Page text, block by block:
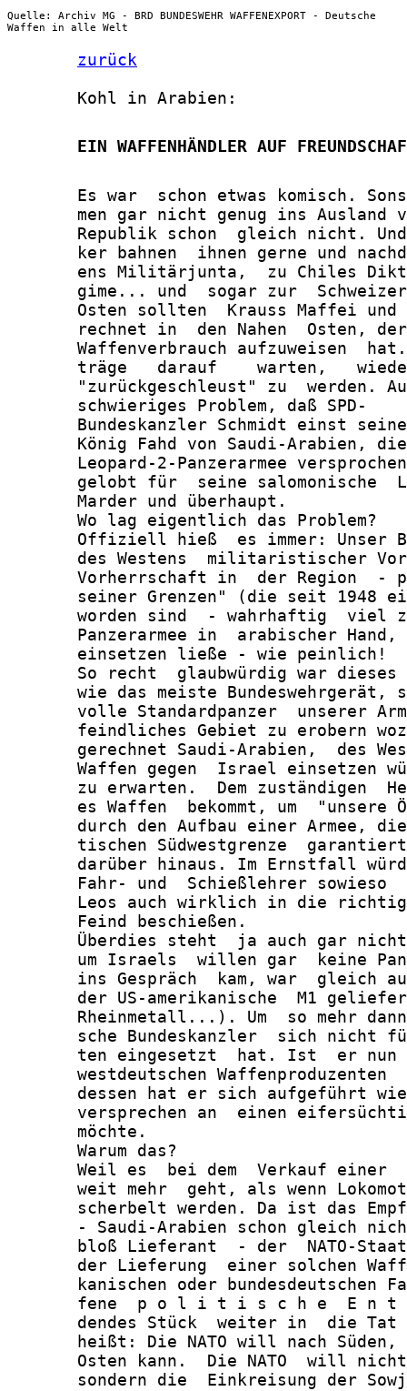
Quelle: Archiv MG - BRD BUNDESWEHR WAFFENEXPORT - Deutsche
Waffen in alle Welt
zurück
       Kohl in Arabien:
EIN WAFFENHÄNDLER AUF
Es war  schon etwas komisch.
men gar nicht genug ins Ausland
Republik schon  gleich nicht.
ker bahnen  ihnen gerne und
ens Militärjunta,  zu Chiles
gime... und  sogar zur
Osten sollten  Krauss Maffei
rechnet in  den Nahen  Osten,
Waffenverbrauch aufzuweisen
träge   darauf    warten,
"zurückgeschleust" zu  werden.
       schwieriges Problem, daß SPD-
Bundeskanzler Schmidt einst
König Fahd von Saudi-Arabien,
Leopard-2-Panzerarmee
gelobt für  seine salomonische
       Marder und überhaupt.
       Wo lag eigentlich das Problem?
Offiziell hieß  es immer: Unser
des Westens  militaristischer
Vorherrschaft in  der Region  -
seiner Grenzen" (die seit 1948
worden sind  - wahrhaftig  viel
Panzerarmee in  arabischer
       einsetzen ließe - wie peinlich!
So recht  glaubwürdig war
wie das meiste Bundeswehrgerät,
volle Standardpanzer  unserer
feindliches Gebiet zu erobern
gerechnet Saudi-Arabien,  des
Waffen gegen  Israel einsetzen
zu erwarten.  Dem zuständigen
es Waffen  bekommt, um  "unsere
durch den Aufbau einer Armee,
tischen Südwestgrenze
darüber hinaus. Im Ernstfall
Fahr- und  Schießlehrer sowieso
Leos auch wirklich in die
       Feind beschießen.
Überdies steht  ja auch gar
um Israels  willen gar  keine
ins Gespräch  kam, war  gleich
der US-amerikanische  M1
Rheinmetall...). Um  so mehr
sche Bundeskanzler  sich nicht
ten eingesetzt  hat. Ist  er
westdeutschen Waffenproduzenten
dessen hat er sich aufgeführt
versprechen an  einen
       möchte.
       Warum das?
Weil es  bei dem  Verkauf einer
weit mehr  geht, als wenn
scherbelt werden. Da ist das
- Saudi-Arabien schon gleich
bloß Lieferant  - der  NATO-
der Lieferung  einer solchen
kanischen oder bundesdeutschen
fene  p o l i t i s c h e  E n
dendes Stück  weiter in  die
heißt: Die NATO will nach
Osten kann.  Die NATO  will
sondern die  Einkreisung der